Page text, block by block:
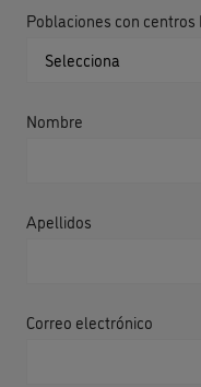
Poblaciones con centros
Nombre
Apellidos
Correo electrónico